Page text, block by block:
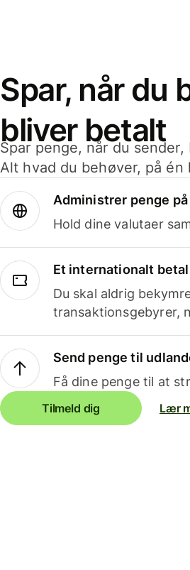
Spar, når du
bliver betalt
Spar penge, når du
Alt hvad du behøver, på
Administrer penge
Hold dine valutaer
Et internationalt
Du skal aldrig
transaktionsgebyrer,
Send penge til
Få dine penge til at
Tilmeld dig Lær